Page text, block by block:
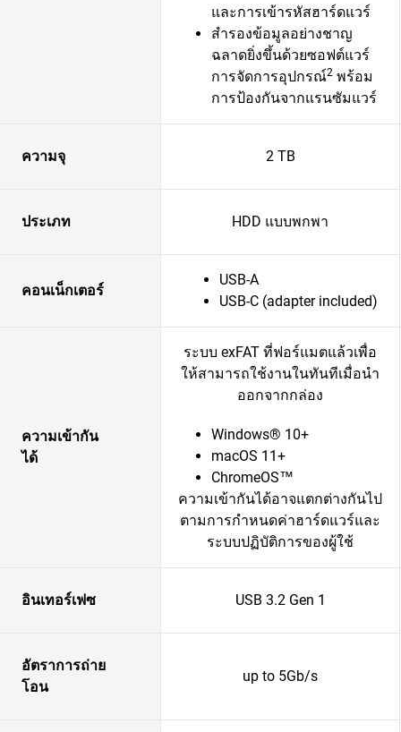
และการเข้ารหัสฮาร์ดแวร์
สำรองข้อมูลอย่างชาญ
ฉลาดยิ่งขึ้นด้วยซอฟต์แวร์
การจัดการอุปกรณ์2 พร้อม
การป้องกันจากแรนซัมแวร์
ความจุ 2 TB
ประเภท HDD แบบพกพา
คอนเน็กเตอร์
USB-A
USB-C (adapter included)
ความเข้ากัน
ได้
ระบบ exFAT ที่ฟอร์แมตแล้วเพื่อ
ให้สามารถใช้งานในทันทีเมื่อนำ
ออกจากกล่อง
Windows® 10+
macOS 11+
ChromeOS™
ความเข้ากันได้อาจแตกต่างกันไป
ตามการกำหนดค่าฮาร์ดแวร์และ
ระบบปฏิบัติการของผู้ใช้
อินเทอร์เฟซ USB 3.2 Gen 1
อัตราการถ่าย
โอน
up to 5Gb/s